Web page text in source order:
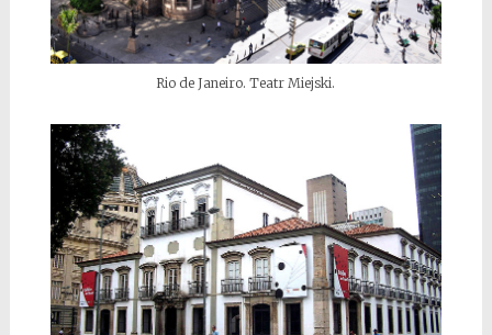
Rio de Janeiro. Teatr Miejski.